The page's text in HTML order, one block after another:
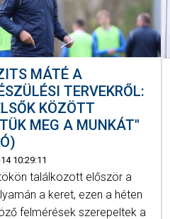
MÁTÉ A
TERVEKRŐL:
KÖZÖTT
MEG A MUNKÁT"
10:29:11
találkozott először a
a keret, ezen a héten
felmérések szerepeltek a